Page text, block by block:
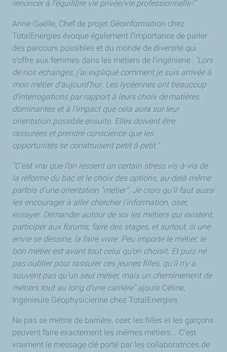
renoncer à l’équilibre vie privée/vie professionnelle !"
Anne-Gaëlle, Chef de projet Géoinformation chez
TotalEnergies évoque également l’importance de parler
des parcours possibles et du monde de diversité qui
s’offre aux femmes dans les métiers de l’ingénierie : "Lors
de nos échanges, j’ai expliqué comment je suis arrivée à
mon métier d’aujourd’hui ; Les lycéennes ont beaucoup
d’interrogations par rapport à leurs choix de matières
dominantes et à l’impact que cela aura sur leur
orientation possible ensuite. Elles doivent être
rassurées et prendre conscience que les
opportunités se construisent petit à petit."
"C’est vrai que l’on ressent un certain stress vis-à-vis de
la réforme du bac et le choix des options, au-delà même
parfois d’une orientation "métier". Je crois qu’il faut aussi
les encourager à aller chercher l’information, oser,
essayer. Demander autour de soi les métiers qui existent,
participer aux forums, faire des stages, et surtout, si une
envie se dessine, la faire vivre. Peu importe le métier, le
bon métier est avant tout celui qu’on choisit. Et puis ne
pas oublier pour rassurer ces jeunes filles, qu’il n’y a
souvent pas qu’un seul métier, mais un cheminement de
métiers tout au long d’une carrière"ajoute Céline,
Ingénieure Géophysicienne chez TotalEnergies.
Ne pas se mettre de barrière, oser, les filles et les garçons
peuvent faire exactement les mêmes métiers... C’est
vraiment le message clé porté par les collaboratrices de